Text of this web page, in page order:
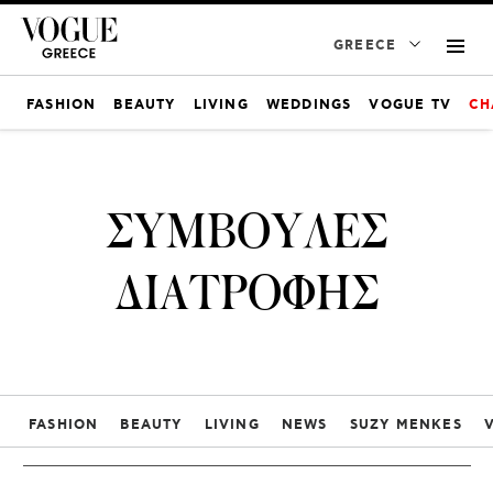
GREECE
FASHION BEAUTY LIVING WEDDINGS VOGUE TV
ΣΥΜΒΟΥΛΕΣ
ΔΙΑΤΡΟΦΗΣ
FASHION BEAUTY LIVING NEWS SUZY MENKES